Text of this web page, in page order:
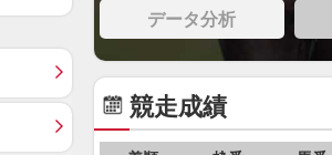
データ分析
競走成績